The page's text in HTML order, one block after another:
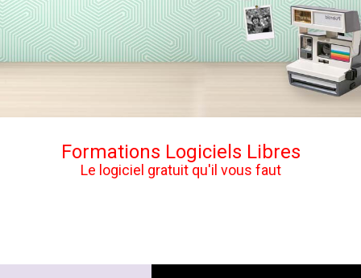
Formations Logiciels Libres
Le logiciel gratuit qu'il vous faut